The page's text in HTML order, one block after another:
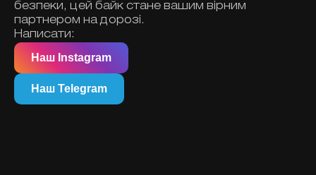
безпеки, цей байк стане вашим вірним
партнером на дорозі.
Написати:
Наш Instagram
Наш Telegram